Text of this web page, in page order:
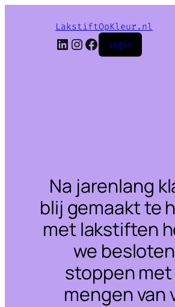
LakstiftOpKleur.nl
LinkedIn
Instagram
Facebook
Login
Na jarenlang
blij gemaakt te
met lakstiften
we
stoppen
mengen van